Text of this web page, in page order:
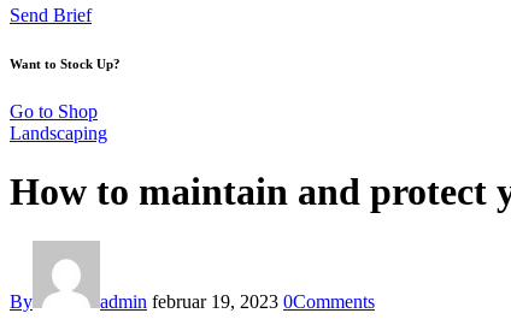
Send Brief
Want to Stock Up?
Go to Shop
Landscaping
How to maintain and protect
By admin februar 19, 2023 0Comments